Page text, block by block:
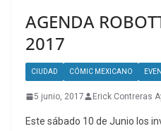
AGENDA
2017
CIUDAD CÓMIC MEXICANO
5 junio, 2017 Erick Contreras
Este sábado 10 de Junio los